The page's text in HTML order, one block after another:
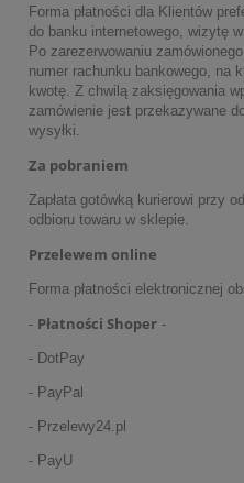
Forma płatności dla Klientów
do banku internetowego, wizytę
Po zarezerwowaniu
numer rachunku bankowego, na
kwotę. Z chwilą zaksięgowania
zamówienie jest przekazywane
wysyłki.
Za pobraniem
Zapłata gotówką kurierowi przy
odbioru towaru w sklepie.
Przelewem online
Forma płatności elektronicznej
- Płatności Shoper -
- DotPay
- PayPal
- Przelewy24.pl
- PayU